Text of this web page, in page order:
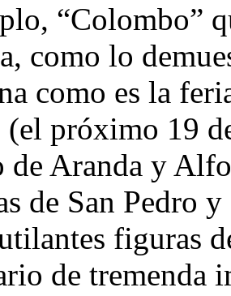
“Colombo”
como lo
como es la
próximo 19
Aranda y
de San Pedro
figuras
de tremenda